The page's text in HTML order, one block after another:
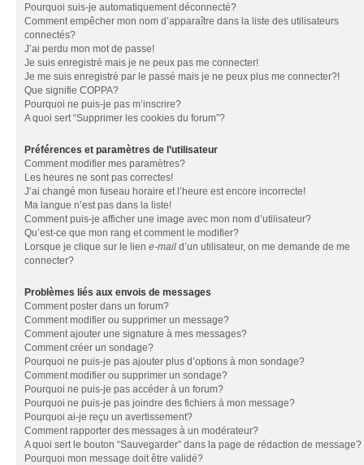
Pourquoi suis-je automatiquement déconnecté?
Comment empêcher mon nom d’apparaître dans la liste des utilisateurs
connectés?
J’ai perdu mon mot de passe!
Je suis enregistré mais je ne peux pas me connecter!
Je me suis enregistré par le passé mais je ne peux plus me connecter?!
Que signifie COPPA?
Pourquoi ne puis-je pas m’inscrire?
A quoi sert “Supprimer les cookies du forum”?
Préférences et paramètres de l’utilisateur
Comment modifier mes paramètres?
Les heures ne sont pas correctes!
J’ai changé mon fuseau horaire et l’heure est encore incorrecte!
Ma langue n’est pas dans la liste!
Comment puis-je afficher une image avec mon nom d’utilisateur?
Qu’est-ce que mon rang et comment le modifier?
Lorsque je clique sur le lien e-mail d’un utilisateur, on me demande de me
connecter?
Problèmes liés aux envois de messages
Comment poster dans un forum?
Comment modifier ou supprimer un message?
Comment ajouter une signature à mes messages?
Comment créer un sondage?
Pourquoi ne puis-je pas ajouter plus d’options à mon sondage?
Comment modifier ou supprimer un sondage?
Pourquoi ne puis-je pas accéder à un forum?
Pourquoi ne puis-je pas joindre des fichiers à mon message?
Pourquoi ai-je reçu un avertissement?
Comment rapporter des messages à un modérateur?
A quoi sert le bouton “Sauvegarder” dans la page de rédaction de message?
Pourquoi mon message doit être validé?